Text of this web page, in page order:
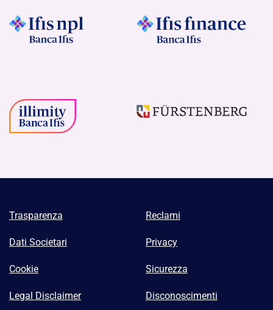
Trasparenza Reclami
Dati Societari Privacy
Cookie Sicurezza
Legal Disclaimer Disconoscimenti